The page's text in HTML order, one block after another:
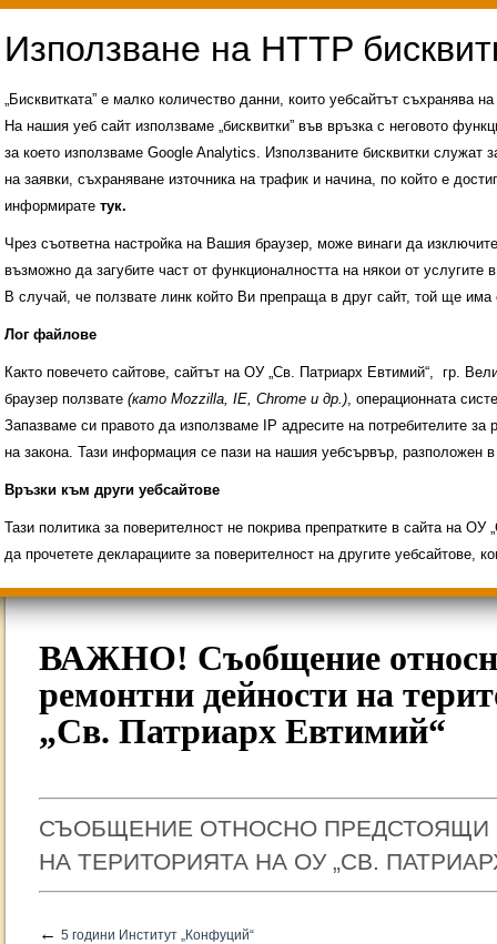
Свободни места за ученици
ИНОВАЦИЯ 2026
Олимпиади 2025/2026
ВАЖНО! Съобщение
ремонтни дейности на
„Св. Патриарх Евтимий“
СЪОБЩЕНИЕ ОТНОСНО ПРЕДСТОЯЩИ
НА ТЕРИТОРИЯТА НА ОУ „СВ.
← 5 години Институт „Конфуций“
„Бисквитката” е малко количество данни, които уебсайтът съхранява
На нашия уеб сайт използваме „бисквитки” във връзка с неговото
за което използваме Google Analytics. Използваните бисквитки служат
на заявки, съхраняване източника на трафик и начина, по който е
информирате тук.
Чрез съответна настройка на Вашия браузер, може винаги да
възможно да загубите част от функционалността на някои от услугите
В случай, че ползвате линк който Ви препраща в друг сайт, той ще има
Лог файлове
Както повечето сайтове, сайтът на ОУ „Св. Патриарх Евтимий“, гр.
браузер ползвате (като Mozzilla, IE, Chrome и др.), операционната
Запазваме си правото да използваме IP адресите на потребителите
на закона. Тази информация се пази на нашия уебсървър,
Връзки към други уебсайтове
Тази политика за поверителност не покрива препратките в сайта на
да прочетете декларациите за поверителност на другите уебсайтове,